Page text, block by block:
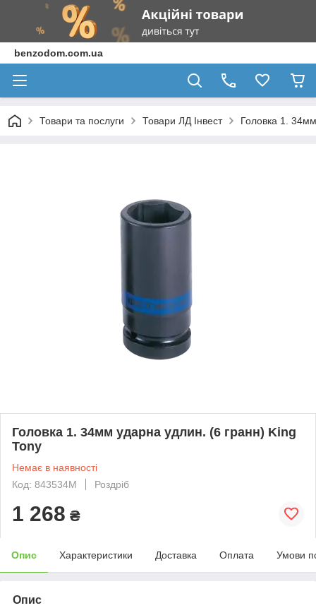
benzodom.com.ua
Товари та послуги Товари ЛД Інвест Головка 1.
Головка 1. 34мм ударна удлин. (6 гранн) King
Tony
Немає в наявності
Код: 843534M
Роздріб
1 268 ₴
Опис Характеристики Доставка Оплата Умови
Опис